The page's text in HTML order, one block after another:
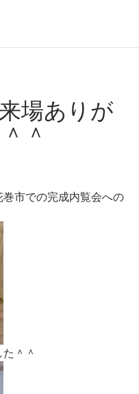
場ありが
＾
市での完成内覧会への
＾＾